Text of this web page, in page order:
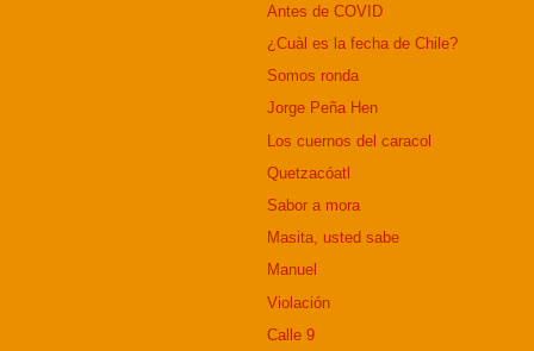
Antes de COVID
¿Cuàl es la fecha de Chile?
Somos ronda
Jorge Peña Hen
Los cuernos del caracol
Quetzacóatl
Sabor a mora
Masita, usted sabe
Manuel
Violación
Calle 9